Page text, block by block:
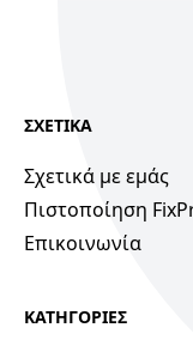
ΣΧΕΤΙΚΑ
Σχετικά με εμάς
Πιστοποίηση
Επικοινωνία
ΚΑΤΗΓΟΡΙΕΣ